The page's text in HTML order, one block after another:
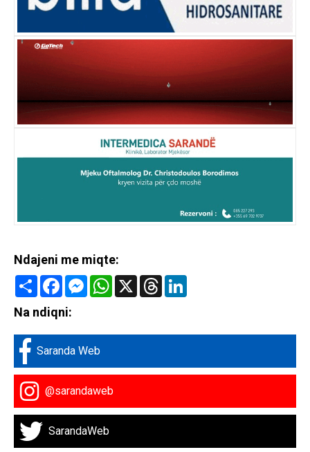
Ndajeni me miqte:
Share FacebookMessenger
WhatsApp
X Threads
Na ndiqni:
Saranda Web
@sarandaweb
SarandaWeb